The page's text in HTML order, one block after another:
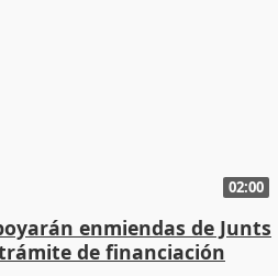
02:00
enmiendas de Junts
de financiación